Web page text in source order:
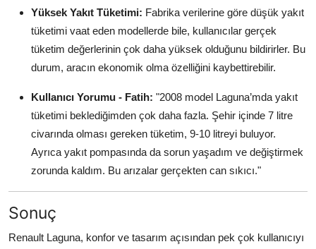
Yüksek Yakıt Tüketimi: Fabrika verilerine göre düşük yakıt
tüketimi vaat eden modellerde bile, kullanıcılar gerçek
tüketim değerlerinin çok daha yüksek olduğunu bildirirler. Bu
durum, aracın ekonomik olma özelliğini kaybettirebilir.
Kullanıcı Yorumu - Fatih: "2008 model Laguna’mda yakıt
tüketimi beklediğimden çok daha fazla. Şehir içinde 7 litre
civarında olması gereken tüketim, 9-10 litreyi buluyor.
Ayrıca yakıt pompasında da sorun yaşadım ve değiştirmek
zorunda kaldım. Bu arızalar gerçekten can sıkıcı."
Sonuç
Renault Laguna, konfor ve tasarım açısından pek çok kullanıcıyı